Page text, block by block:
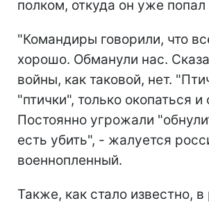
полком, откуда он уже попал
"Командиры говорили, что
хорошо. Обманули нас.
войны, как таковой, нет.
"птички", только окопаться и
Постоянно угрожали
есть убить", - жалуется
военнопленный.
Также, как стало известно,